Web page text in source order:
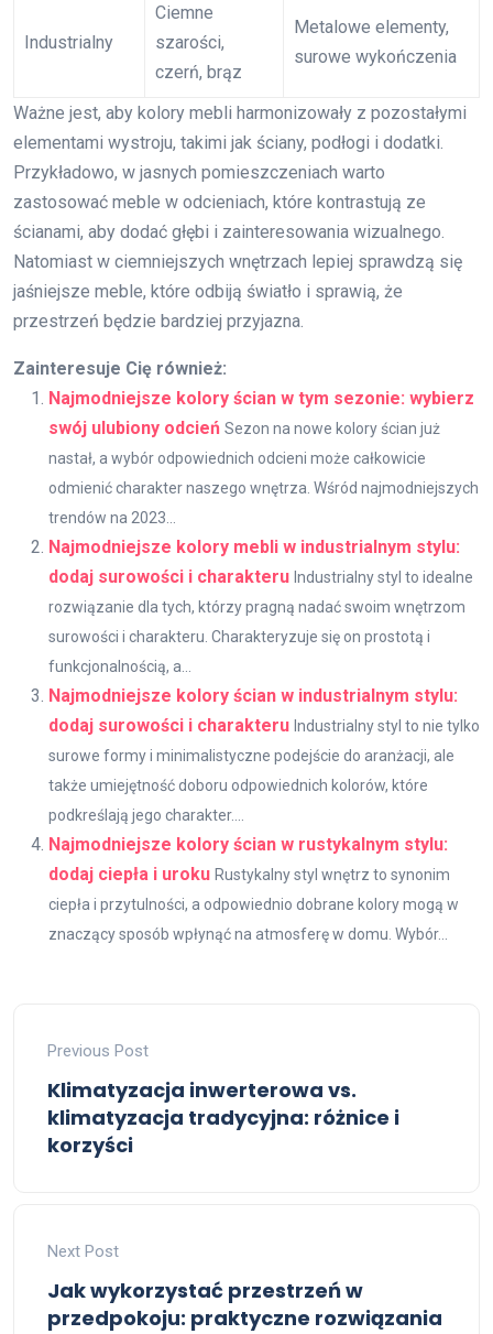
Industrialny
Ciemne
szarości,
czerń, brąz
Metalowe elementy,
surowe wykończenia
Ważne jest, aby kolory mebli harmonizowały z pozostałymi
elementami wystroju, takimi jak ściany, podłogi i dodatki.
Przykładowo, w jasnych pomieszczeniach warto
zastosować meble w odcieniach, które kontrastują ze
ścianami, aby dodać głębi i zainteresowania wizualnego.
Natomiast w ciemniejszych wnętrzach lepiej sprawdzą się
jaśniejsze meble, które odbiją światło i sprawią, że
przestrzeń będzie bardziej przyjazna.
Zainteresuje Cię również:
Najmodniejsze kolory ścian w tym sezonie: wybierz
swój ulubiony odcień Sezon na nowe kolory ścian już
nastał, a wybór odpowiednich odcieni może całkowicie
odmienić charakter naszego wnętrza. Wśród najmodniejszych
trendów na 2023...
Najmodniejsze kolory mebli w industrialnym stylu:
dodaj surowości i charakteru Industrialny styl to idealne
rozwiązanie dla tych, którzy pragną nadać swoim wnętrzom
surowości i charakteru. Charakteryzuje się on prostotą i
funkcjonalnością, a...
Najmodniejsze kolory ścian w industrialnym stylu:
dodaj surowości i charakteru Industrialny styl to nie tylko
surowe formy i minimalistyczne podejście do aranżacji, ale
także umiejętność doboru odpowiednich kolorów, które
podkreślają jego charakter....
Najmodniejsze kolory ścian w rustykalnym stylu:
dodaj ciepła i uroku Rustykalny styl wnętrz to synonim
ciepła i przytulności, a odpowiednio dobrane kolory mogą w
znaczący sposób wpłynąć na atmosferę w domu. Wybór...
Previous Post
Klimatyzacja inwerterowa vs.
klimatyzacja tradycyjna: różnice i
korzyści
Next Post
Jak wykorzystać przestrzeń w
przedpokoju: praktyczne rozwiązania